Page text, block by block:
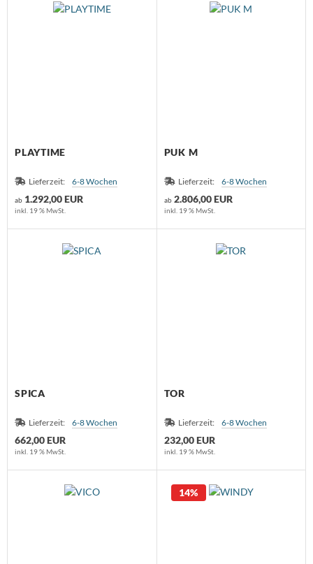
PLAYTIME
Lieferzeit: 6-8 Wochen
ab 1.292,00 EUR
inkl. 19 % MwSt.
PUK M
Lieferzeit: 6-8 Wochen
ab 2.806,00 EUR
inkl. 19 % MwSt.
SPICA
Lieferzeit: 6-8 Wochen
662,00 EUR
inkl. 19 % MwSt.
TOR
Lieferzeit: 6-8 Wochen
232,00 EUR
inkl. 19 % MwSt.
14%